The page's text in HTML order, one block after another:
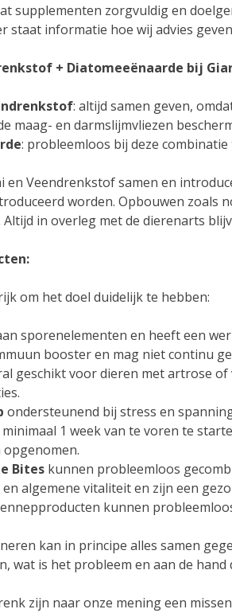
supplementen zorgvuldig en
staat informatie hoe wij advies
+ Diatomeeënaarde bij
: altijd samen geven,
maag- en darmslijmvliezen
: probleemloos bij deze
en Veendrenkstof samen en
worden. Opbouwen zoals
in overleg met de dierenarts
om het doel duidelijk te hebben:
sporenelementen en heeft een
booster en mag niet continu
geschikt voor dieren met artrose
ondersteunend bij stress en
1 week van te voren te
Bites kunnen probleemloos
algemene vitaliteit en zijn een
kunnen
kan in principe alles samen
wat is het probleem en aan de
zijn naar onze mening een